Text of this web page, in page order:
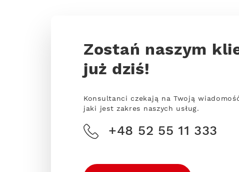
Zostań naszym
już dziś!
Konsultanci czekają na Twoją
jaki jest zakres naszych usług.
+48 52 55 11 333